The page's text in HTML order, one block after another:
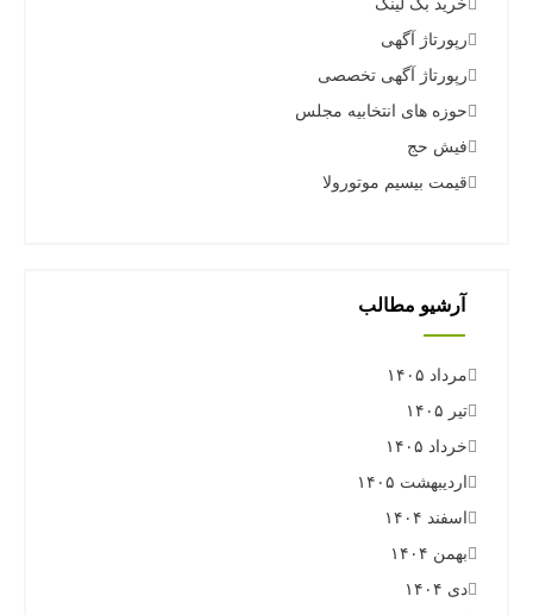
خرید بک لینک
رپورتاژ آگهی
رپورتاژ آگهی تخصصی
حوزه های انتخابیه مجلس
فیش حج
قیمت بیسیم موتورولا
آرشیو مطالب
مرداد ۱۴۰۵
تیر ۱۴۰۵
خرداد ۱۴۰۵
اردیبهشت ۱۴۰۵
اسفند ۱۴۰۴
بهمن ۱۴۰۴
دی ۱۴۰۴